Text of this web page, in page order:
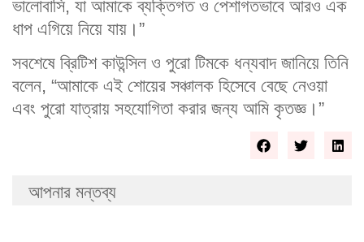
ভালোবাসি, যা আমাকে ব্যক্তিগত ও পেশাগতভাবে আরও এক
ধাপ এগিয়ে নিয়ে যায়।”
সবশেষে ব্রিটিশ কাউন্সিল ও পুরো টিমকে ধন্যবাদ জানিয়ে তিনি
বলেন, “আমাকে এই শোয়ের সঞ্চালক হিসেবে বেছে নেওয়া
এবং পুরো যাত্রায় সহযোগিতা করার জন্য আমি কৃতজ্ঞ।”
আপনার মন্তব্য